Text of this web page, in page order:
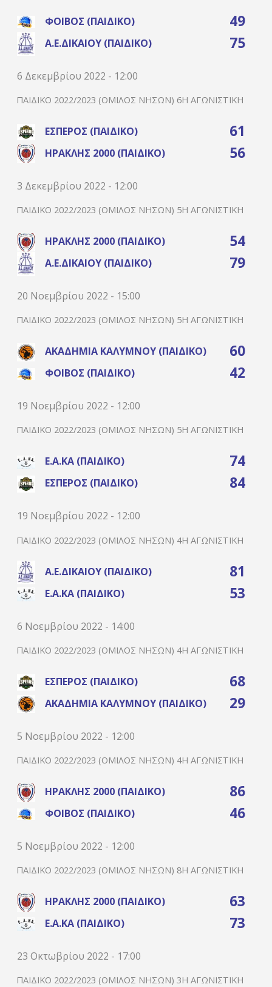
ΦΟΊΒΟΣ (ΠΑΙΔΙΚΌ) 49
Α.Ε.ΔΙΚΑΊΟΥ (ΠΑΙΔΙΚΌ) 75
6 Δεκεμβρίου 2022 - 12:00
ΠΑΙΔΙΚΌ 2022/2023 (ΌΜΙΛΟΣ ΝΉΣΩΝ) 6Η ΑΓΩΝΙΣΤΙΚΉ
ΈΣΠΕΡΟΣ (ΠΑΙΔΙΚΌ) 61
ΗΡΑΚΛΉΣ 2000 (ΠΑΙΔΙΚΌ) 56
3 Δεκεμβρίου 2022 - 12:00
ΠΑΙΔΙΚΌ 2022/2023 (ΌΜΙΛΟΣ ΝΉΣΩΝ) 5Η ΑΓΩΝΙΣΤΙΚΉ
ΗΡΑΚΛΉΣ 2000 (ΠΑΙΔΙΚΌ) 54
Α.Ε.ΔΙΚΑΊΟΥ (ΠΑΙΔΙΚΌ) 79
20 Νοεμβρίου 2022 - 15:00
ΠΑΙΔΙΚΌ 2022/2023 (ΌΜΙΛΟΣ ΝΉΣΩΝ) 5Η ΑΓΩΝΙΣΤΙΚΉ
ΑΚΑΔΗΜΊΑ ΚΑΛΎΜΝΟΥ (ΠΑΙΔΙΚΌ) 60
ΦΟΊΒΟΣ (ΠΑΙΔΙΚΌ) 42
19 Νοεμβρίου 2022 - 12:00
ΠΑΙΔΙΚΌ 2022/2023 (ΌΜΙΛΟΣ ΝΉΣΩΝ) 5Η ΑΓΩΝΙΣΤΙΚΉ
Ε.Α.ΚΑ (ΠΑΙΔΙΚΌ) 74
ΈΣΠΕΡΟΣ (ΠΑΙΔΙΚΌ) 84
19 Νοεμβρίου 2022 - 12:00
ΠΑΙΔΙΚΌ 2022/2023 (ΌΜΙΛΟΣ ΝΉΣΩΝ) 4Η ΑΓΩΝΙΣΤΙΚΉ
Α.Ε.ΔΙΚΑΊΟΥ (ΠΑΙΔΙΚΌ) 81
Ε.Α.ΚΑ (ΠΑΙΔΙΚΌ) 53
6 Νοεμβρίου 2022 - 14:00
ΠΑΙΔΙΚΌ 2022/2023 (ΌΜΙΛΟΣ ΝΉΣΩΝ) 4Η ΑΓΩΝΙΣΤΙΚΉ
ΈΣΠΕΡΟΣ (ΠΑΙΔΙΚΌ) 68
ΑΚΑΔΗΜΊΑ ΚΑΛΎΜΝΟΥ (ΠΑΙΔΙΚΌ) 29
5 Νοεμβρίου 2022 - 12:00
ΠΑΙΔΙΚΌ 2022/2023 (ΌΜΙΛΟΣ ΝΉΣΩΝ) 4Η ΑΓΩΝΙΣΤΙΚΉ
ΗΡΑΚΛΉΣ 2000 (ΠΑΙΔΙΚΌ) 86
ΦΟΊΒΟΣ (ΠΑΙΔΙΚΌ) 46
5 Νοεμβρίου 2022 - 12:00
ΠΑΙΔΙΚΌ 2022/2023 (ΌΜΙΛΟΣ ΝΉΣΩΝ) 8Η ΑΓΩΝΙΣΤΙΚΉ
ΗΡΑΚΛΉΣ 2000 (ΠΑΙΔΙΚΌ) 63
Ε.Α.ΚΑ (ΠΑΙΔΙΚΌ) 73
23 Οκτωβρίου 2022 - 17:00
ΠΑΙΔΙΚΌ 2022/2023 (ΌΜΙΛΟΣ ΝΉΣΩΝ) 3Η ΑΓΩΝΙΣΤΙΚΉ